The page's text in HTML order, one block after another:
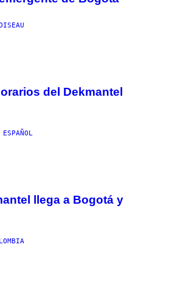
del Dekmantel
llega a Bogotá y